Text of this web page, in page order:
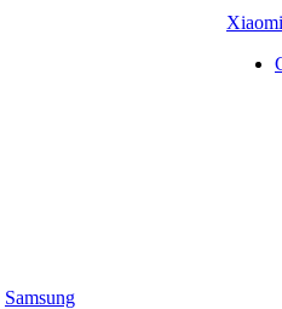
Samsung
Xiaomi